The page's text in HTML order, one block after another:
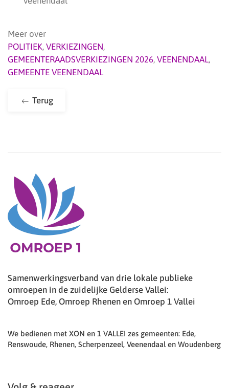
Meer over
POLITIEK, VERKIEZINGEN,
GEMEENTERAADSVERKIEZINGEN 2026, VEENENDAAL,
GEMEENTE VEENENDAAL
Terug
Samenwerkingsverband van drie lokale publieke
omroepen in de zuidelijke Gelderse Vallei:
Omroep Ede, Omroep Rhenen en Omroep 1 Vallei
We bedienen met XON en 1 VALLEI zes gemeenten: Ede,
Renswoude, Rhenen, Scherpenzeel, Veenendaal en Woudenberg